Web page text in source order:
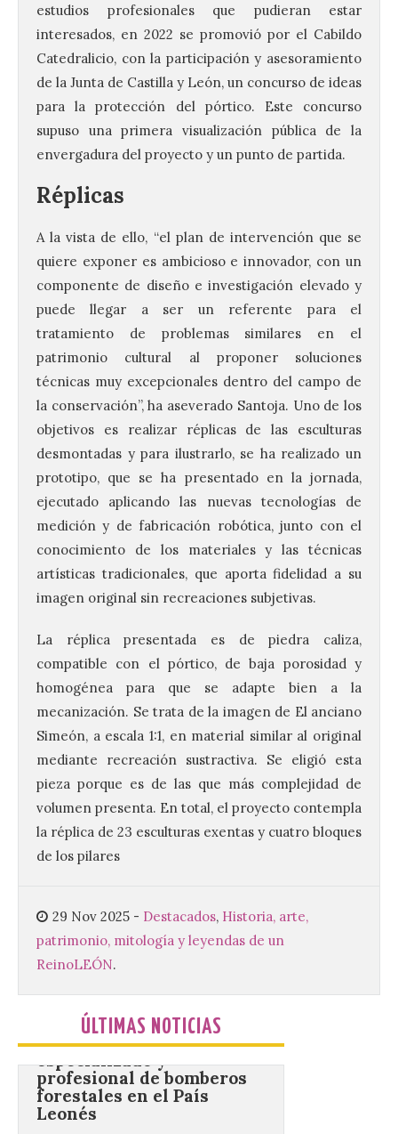
estudios profesionales que pudieran estar
interesados, en 2022 se promovió por el Cabildo
Catedralicio, con la participación y asesoramiento
de la Junta de Castilla y León, un concurso de ideas
para la protección del pórtico. Este concurso
supuso una primera visualización pública de la
envergadura del proyecto y un punto de partida.
Réplicas
A la vista de ello, “el plan de intervención que se
quiere exponer es ambicioso e innovador, con un
componente de diseño e investigación elevado y
puede llegar a ser un referente para el
tratamiento de problemas similares en el
patrimonio cultural al proponer soluciones
técnicas muy excepcionales dentro del campo de
la conservación”, ha aseverado Santoja. Uno de los
objetivos es realizar réplicas de las esculturas
desmontadas y para ilustrarlo, se ha realizado un
prototipo, que se ha presentado en la jornada,
ejecutado aplicando las nuevas tecnologías de
medición y de fabricación robótica, junto con el
conocimiento de los materiales y las técnicas
artísticas tradicionales, que aporta fidelidad a su
imagen original sin recreaciones subjetivas.
La réplica presentada es de piedra caliza,
compatible con el pórtico, de baja porosidad y
homogénea para que se adapte bien a la
mecanización. Se trata de la imagen de El anciano
Simeón, a escala 1:1, en material similar al original
mediante recreación sustractiva. Se eligió esta
pieza porque es de las que más complejidad de
volumen presenta. En total, el proyecto contempla
la réplica de 23 esculturas exentas y cuatro bloques
de los pilares
29 Nov 2025 - Destacados, Historia, arte,
patrimonio, mitología y leyendas de un
ReinoLEÓN.
ÚLTIMAS NOTICIAS
creación musical con el I
Concurso Internacional de
Composición Coral Sacra
8 Ago 2026
Este certamen,
Universitario de Música
Sacra de la Universidad
Pontificia de Salamanca
(UPSA), premiará composiciones
inéditas, destinadas a coro, con un
premio de 3.000 euros. Las candidaturas
Conceyu vuelve a exigir
especializado y
profesional de bomberos
forestales en el País
8 Ago 2026